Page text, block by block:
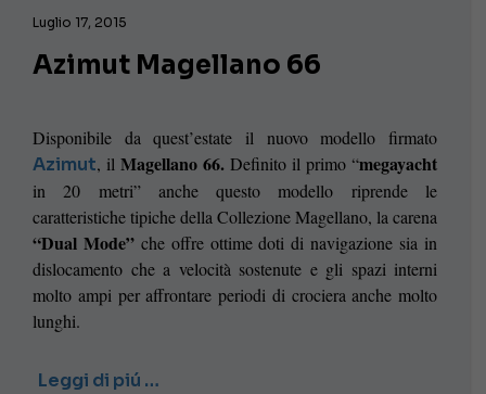
Luglio 17, 2015
Azimut Magellano 66
Disponibile da quest’estate il nuovo modello firmato
Azimut, il Magellano 66. Definito il primo “megayacht
in 20 metri” anche questo modello riprende le
caratteristiche tipiche della Collezione Magellano, la carena
“Dual Mode”che offre ottime doti di navigazione sia in
dislocamento che a velocità sostenute e gli spazi interni
molto ampi per affrontare periodi di crociera anche molto
lunghi.
Leggi di piú …